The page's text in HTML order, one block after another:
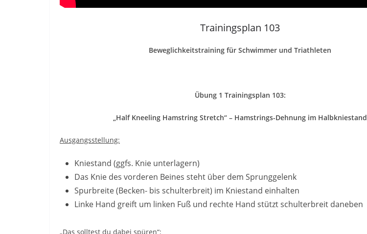
Trainingsplan 103
Beweglichkeitstraining für Schwimmer und Triathleten
Übung 1 Trainingsplan 103:
„Half Kneeling Hamstring Stretch“ – Hamstrings-Dehnung im Halbkniestand
Ausgangsstellung:
Kniestand (ggfs. Knie unterlagern)
Das Knie des vorderen Beines steht über dem Sprunggelenk
Spurbreite (Becken- bis schulterbreit) im Kniestand einhalten
Linke Hand greift um linken Fuß und rechte Hand stützt schulterbreit daneben
„Das solltest du dabei spüren“: